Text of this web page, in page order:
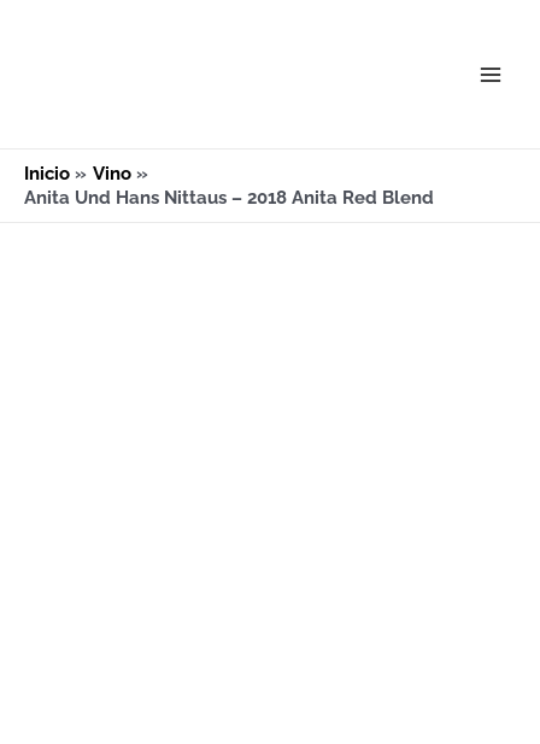
Inicio
Vino
Anita Und Hans Nittaus – 2018 Anita Red Blend